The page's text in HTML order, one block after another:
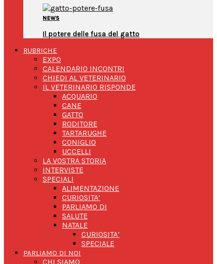
NEWS
Il potere delle fusa del gatto
RUBRICHE
EXPO
CALENDARIO INCONTRI
CHIEDI AL VETERINARIO
IL VETERINARIO RISPONDE
ACQUARIO
CANE
GATTO
RODITORE
TARTARUGHE
CONIGLIO
UCCELLI
LA VOSTRA STORIA
INTERVISTE
SPECIALI
ALIMENTAZIONE
CURIOSITA’
PARLIAMO DI
SALUTE
NATALE
CURIOSITA’
SPECIALE
PARLIAMO DI NOI
CHI SIAMO